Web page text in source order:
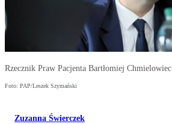
Rzecznik Praw Pacjenta Bartłomiej Chmielowiec
Foto: PAP/Leszek Szymański
Zuzanna Świerczek